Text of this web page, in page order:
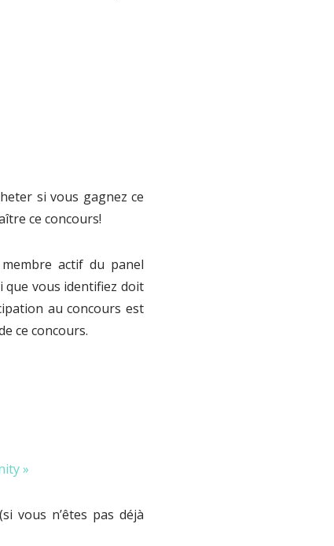
si vous gagnez ce
ce concours!
actif du panel
que vous identifiez doit
au concours est
ce concours.
»
vous n’êtes pas déjà